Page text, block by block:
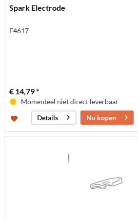
Spark Electrode
E4617
€ 14,79 *
Momenteel niet direct leverbaar
Details
Nu kopen